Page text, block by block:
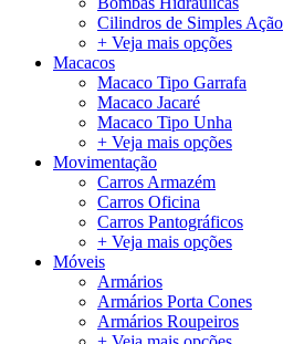
Cilindros de Simples Ação
+ Veja mais opções
Macacos
Macaco Tipo Garrafa
Macaco Jacaré
Macaco Tipo Unha
+ Veja mais opções
Movimentação
Carros Armazém
Carros Oficina
Carros Pantográficos
+ Veja mais opções
Móveis
Armários
Armários Porta Cones
Armários Roupeiros